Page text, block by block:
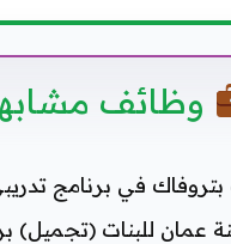
وظائف
في برنامج
براتب مميز 150 ريالا ونسبة